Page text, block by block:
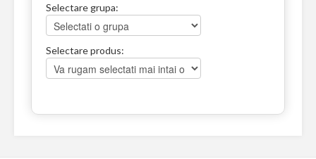
Selectare grupa:
Selectare produs: